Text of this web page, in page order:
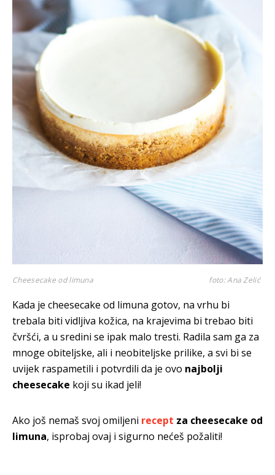
Cheesecake od limuna foto: Ana Zelić
Kada je cheesecake od limuna gotov, na vrhu bi
trebala biti vidljiva kožica, na krajevima bi trebao biti
čvršći, a u sredini se ipak malo tresti. Radila sam ga za
mnoge obiteljske, ali i neobiteljske prilike, a svi bi se
uvijek raspametili i potvrdili da je ovo najbolji
cheesecake koji su ikad jeli!
Ako još nemaš svoj omiljeni recept za cheesecake od
limuna, isprobaj ovaj i sigurno nećeš požaliti!